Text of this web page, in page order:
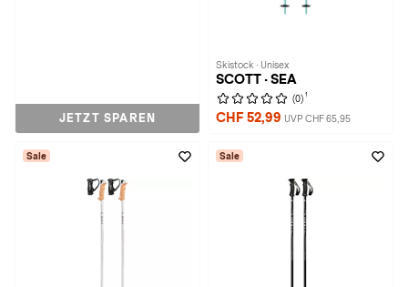
JETZT SPAREN
Skistock · Unisex
SCOTT · SEA
(0) 1
CHF 52,99 UVP CHF 65,95
Sale Sale